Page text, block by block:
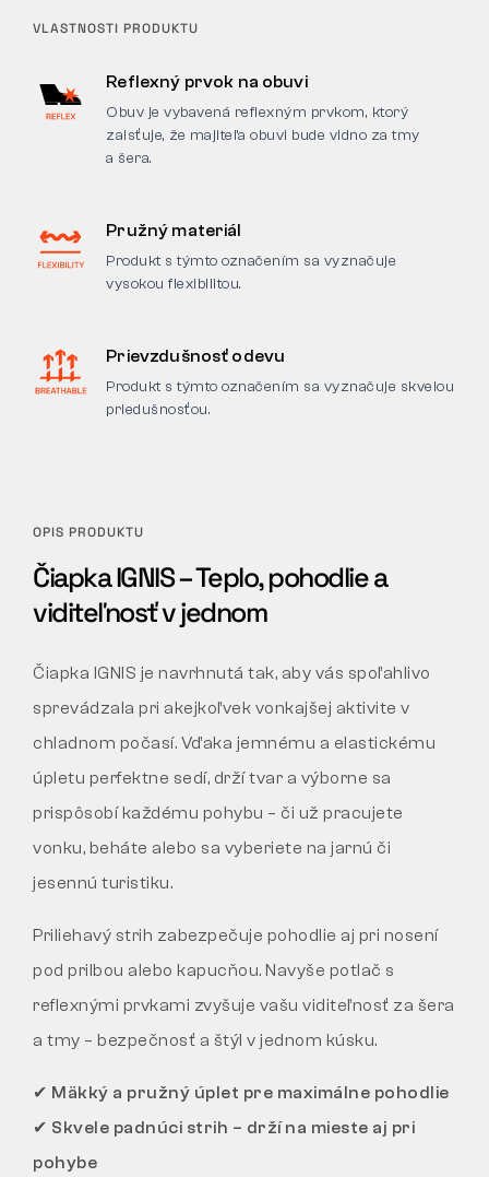
VLASTNOSTI PRODUKTU
Reflexný prvok na obuvi
Obuv je vybavená reflexným prvkom, ktorý
zaisťuje, že majiteľa obuvi bude vidno za tmy
a šera.
Pružný materiál
Produkt s týmto označením sa vyznačuje
vysokou flexibilitou.
Prievzdušnosť odevu
Produkt s týmto označením sa vyznačuje skvelou
priedušnosťou.
OPIS PRODUKTU
Čiapka IGNIS – Teplo, pohodlie a
viditeľnosť v jednom
Čiapka IGNIS je navrhnutá tak, aby vás spoľahlivo
sprevádzala pri akejkoľvek vonkajšej aktivite v
chladnom počasí. Vďaka jemnému a elastickému
úpletu perfektne sedí, drží tvar a výborne sa
prispôsobí každému pohybu – či už pracujete
vonku, beháte alebo sa vyberiete na jarnú či
jesennú turistiku.
Priliehavý strih zabezpečuje pohodlie aj pri nosení
pod prilbou alebo kapucňou. Navyše potlač s
reflexnými prvkami zvyšuje vašu viditeľnosť za šera
a tmy – bezpečnosť a štýl v jednom kúsku.
✔ Mäkký a pružný úplet pre maximálne pohodlie
✔ Skvele padnúci strih – drží na mieste aj pri
pohybe